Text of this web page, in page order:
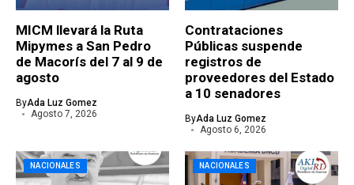
MICM llevará la Ruta
Mipymes a San Pedro
de Macorís del 7 al 9 de
agosto
ByAda Luz Gomez
Agosto 7, 2026
Contrataciones
Públicas suspende
registros de
proveedores del Estado
a 10 senadores
ByAda Luz Gomez
Agosto 6, 2026
NACIONALES NACIONALES